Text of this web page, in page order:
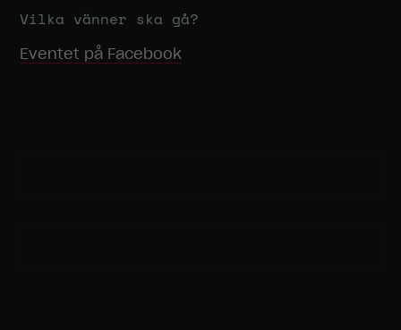
Vilka vänner ska gå?
Eventet på Facebook